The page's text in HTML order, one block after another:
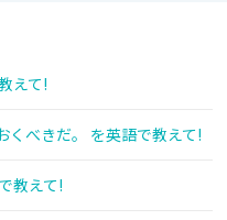
えて!
くべきだ。 を英語で教えて!
教えて!